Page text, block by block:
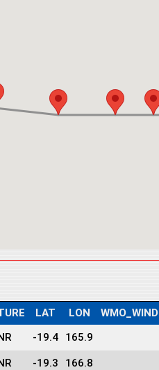
LAT LON WMO_WIND
-19.4 165.9
-19.3 166.8